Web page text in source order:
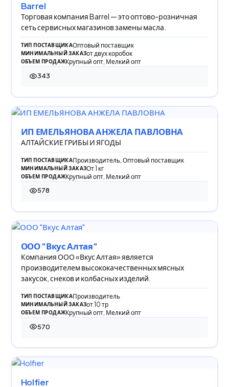
Barrel
Торговая компания Barrel — это оптово-розничная
сеть сервисных магазинов замены масла.
ТИП ПОСТАВЩИКАОптовый поставщик
МИНИМАЛЬНЫЙ ЗАКАЗот двух коробок
ОБЪЕМ ПРОДАЖКрупный опт, Мелкий опт
343
343 просмотра
ИП ЕМЕЛЬЯНОВА АНЖЕЛА ПАВЛОВНА
АЛТАЙСКИЕ ГРИБЫ И ЯГОДЫ
ТИП ПОСТАВЩИКАПроизводитель, Оптовый поставщик
МИНИМАЛЬНЫЙ ЗАКАЗОт 1 кг
ОБЪЕМ ПРОДАЖКрупный опт, Мелкий опт
578
578 просмотров
ООО "Вкус Алтая"
Компания ООО «Вкус Алтая» является
производителем высококачественных мясных
закусок, снеков и колбасных изделий.
ТИП ПОСТАВЩИКАПроизводитель
МИНИМАЛЬНЫЙ ЗАКАЗот 10 тр
ОБЪЕМ ПРОДАЖКрупный опт, Мелкий опт
570
570 просмотров
Holfier